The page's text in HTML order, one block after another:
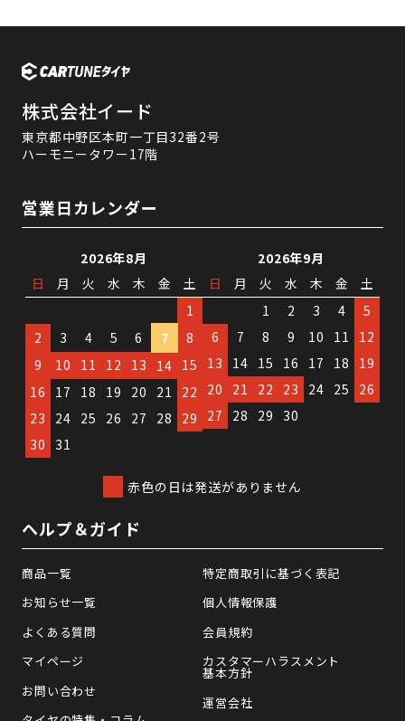
株式会社イード
東京都中野区本町一丁目32番2号
ハーモニータワー17階
営業日カレンダー
2026年8月
日
月 火 水 木 金
土
1
2
3 4 5 6 7
8
9
10 11 12 13 14 15
16
17 18 19 20 21
22
23
24 25 26 27 28
29
30
31
2026年9月
日
月 火 水 木 金
土
1
2 3 4
5
6
7 8 9 10 11
12
13
14 15 16 17 18
19
20
21 22 23 24 25
26
27
28 29 30
赤色の日は発送がありません
ヘルプ＆ガイド
商品一覧
お知らせ一覧
よくある質問
マイページ
お問い合わせ
特定商取引に基づく表記
個人情報保護
会員規約
カスタマーハラスメント
基本方針
運営会社